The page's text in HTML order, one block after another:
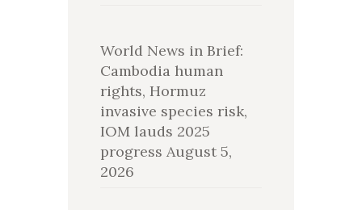
World News in Brief:
Cambodia human
rights, Hormuz
invasive species risk,
IOM lauds 2025
progress August 5,
2026